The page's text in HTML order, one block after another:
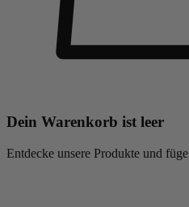
Dein Warenkorb ist leer
Entdecke unsere Produkte und